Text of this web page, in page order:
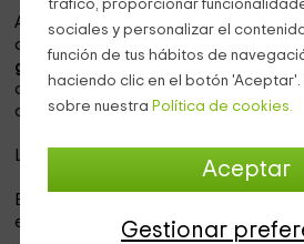
tráfico, proporcionar
sociales y personalizar el
función de tus hábitos de
haciendo clic en el botón 'Aceptar'.
sobre nuestra Política de cookies.
Aceptar
Gestionar
Además, os ofrecemosservicio de
de la tierra que recogemos de
granja
. Os invitamos a que vengáis
animales vosotros mismos, tenemos
caballos.
La cabaña dispone de calefacción
El
esparcimiento: